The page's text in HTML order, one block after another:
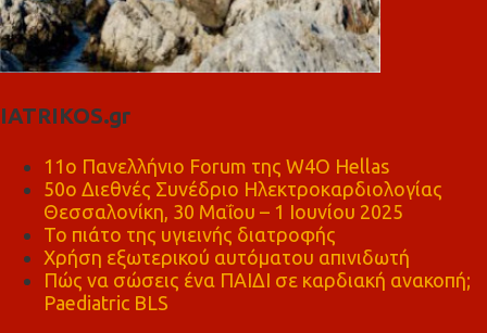
IATRIKOS.gr
11ο Πανελλήνιο Forum της W4O Hellas
50ο Διεθνές Συνέδριο Ηλεκτροκαρδιολογίας
Θεσσαλονίκη, 30 Μαΐου – 1 Ιουνίου 2025
Το πιάτο της υγιεινής διατροφής
Χρήση εξωτερικού αυτόματου απινιδωτή
Πώς να σώσεις ένα ΠΑΙΔΙ σε καρδιακή ανακοπή;
Paediatric BLS